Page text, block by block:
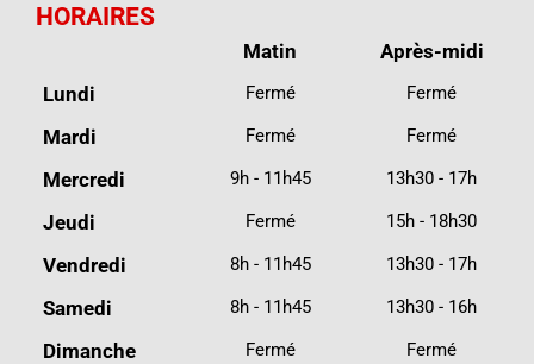
HORAIRES
Matin
Après-midi
Lundi
Fermé Fermé
Mardi Fermé Fermé
Mercredi 9h - 11h45 13h30 - 17h
Jeudi Fermé 15h - 18h30
Vendredi 8h - 11h45 13h30 - 17h
Samedi 8h - 11h45 13h30 - 16h
Dimanche Fermé Fermé